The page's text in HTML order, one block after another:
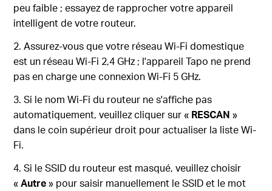
peu faible ; essayez de rapprocher votre appareil
intelligent de votre routeur.
2. Assurez-vous que votre réseau Wi-Fi domestique
est un réseau Wi-Fi 2,4 GHz ; l'appareil Tapo ne prend
pas en charge une connexion Wi-Fi 5 GHz.
3. Si le nom Wi-Fi du routeur ne s'affiche pas
automatiquement, veuillez cliquer sur « RESCAN »
dans le coin supérieur droit pour actualiser la liste Wi-
Fi.
4.Si le SSID du routeur est masqué, veuillez choisir
«Autre» pour saisir manuellement le SSID et le mot